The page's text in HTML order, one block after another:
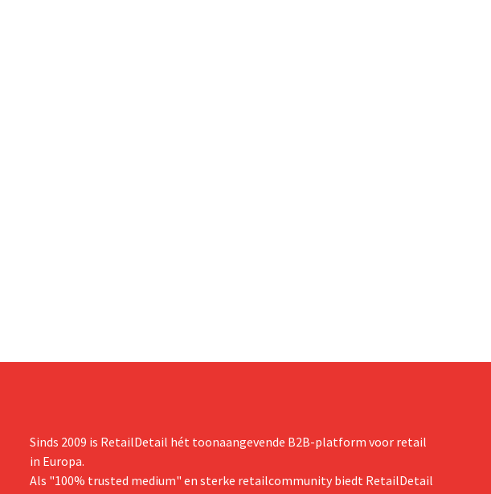
Sinds 2009 is RetailDetail hét toonaangevende B2B-platform voor retail
in Europa.
Als "100% trusted medium" en sterke retailcommunity biedt RetailDetail